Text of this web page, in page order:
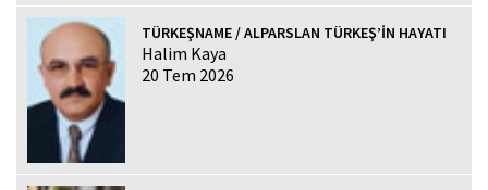
TÜRKEŞNAME / ALPARSLAN TÜRKEŞ’İN HAYATI
Halim Kaya
20 Tem 2026